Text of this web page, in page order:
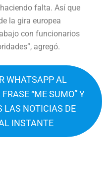
falta. Así que
la gira europea
con funcionarios
agregó.
WHATSAPP AL
“ME SUMO” Y
LAS NOTICIAS DE
INSTANTE